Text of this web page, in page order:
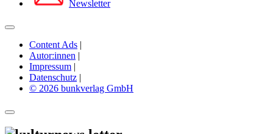
Newsletter
Content Ads |
Autor:innen |
Impressum |
Datenschutz |
© 2026 bunkverlag GmbH